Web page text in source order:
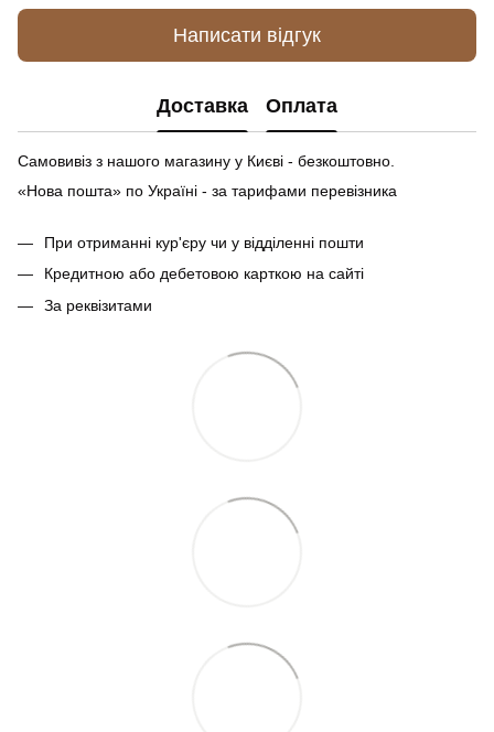
Написати відгук
Доставка Оплата
Самовивіз з нашого магазину у Києві - безкоштовно.
«Нова пошта» по Україні - за тарифами перевізника
При отриманні кур'єру чи у відділенні пошти
Кредитною або дебетовою карткою на сайті
За реквізитами